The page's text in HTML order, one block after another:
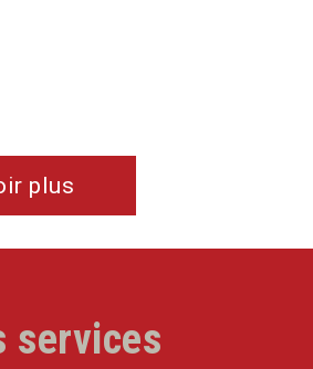
plus
services